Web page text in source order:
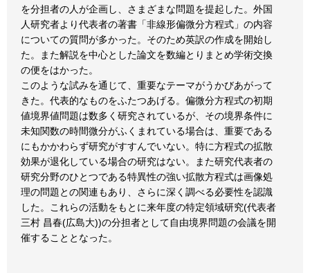
を分担者の人が企画し、さまざまな問題を提起した。外国
人研究者より代表者の著書「非線形偏微分方程式」の内容
についての質問が多かった。そのため英訳の作成を開始し
た。また解説を中心とした論文を数編とりまとめ学術交換
の便をはかった。
このような試みを通じて、重要なテーマがうかびあがって
きた。代表的なものをふたつあげる。偏微分方程式の初期
値境界値問題は数多く研究されているが、その境界条件に
未知関数の時間微分がふくまれている場合は、重要である
にもかかわらず研究がすすんでいない。特に方程式の拡散
効果が退化している場合の研究はない。また研究代表者の
研究分野のひとつである特異性の強い拡散方程式は画像処
理の問題との関連もあり、さらに深く調べる必要性を認識
した。これらの活動をもとに来年度の特定領域研究(代表者
三村 昌春(広島大))の分担者として自由境界問題の会議を開
催することとなった。